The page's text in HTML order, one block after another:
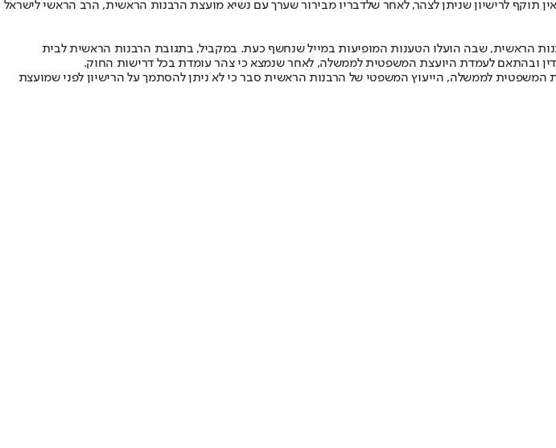
אין תוקף לרישיון שניתן לצהר, לאחר שלדבריו מבירור שערך עם נשיא מועצת הרבנות הראשית, הרב הראשי לישראל
הראשית, שבה הועלו הטענות המופיעות במייל שנחשף כעת. במקביל, בתגובת הרבנות הראשית לבית
ובהתאם לעמדת היועצת המשפטית לממשלה, לאחר שנמצא כי צהר עומדת בכל דרישות החוק.
לממשלה, הייעוץ המשפטי של הרבנות הראשית סבר כי לא ניתן להסתמך על הרישיון לפני שמועצת